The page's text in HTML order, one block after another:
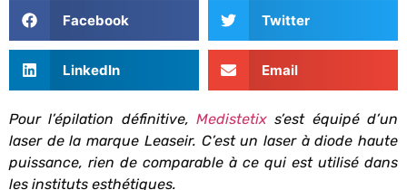
Facebook Twitter
LinkedIn Email
Pour l’épilation définitive, Medistetix s’est équipé d’un
laser de la marque Leaseir. C’est un laser à diode haute
puissance, rien de comparable à ce qui est utilisé dans
les instituts esthétiques.